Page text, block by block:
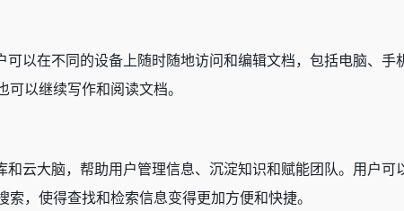
以在不同的设备上随时随地访问和编辑文档，包括电脑、手
以继续写作和阅读文档。
云大脑，帮助用户管理信息、沉淀知识和赋能团队。用户
，使得查找和检索信息变得更加方便和快捷。